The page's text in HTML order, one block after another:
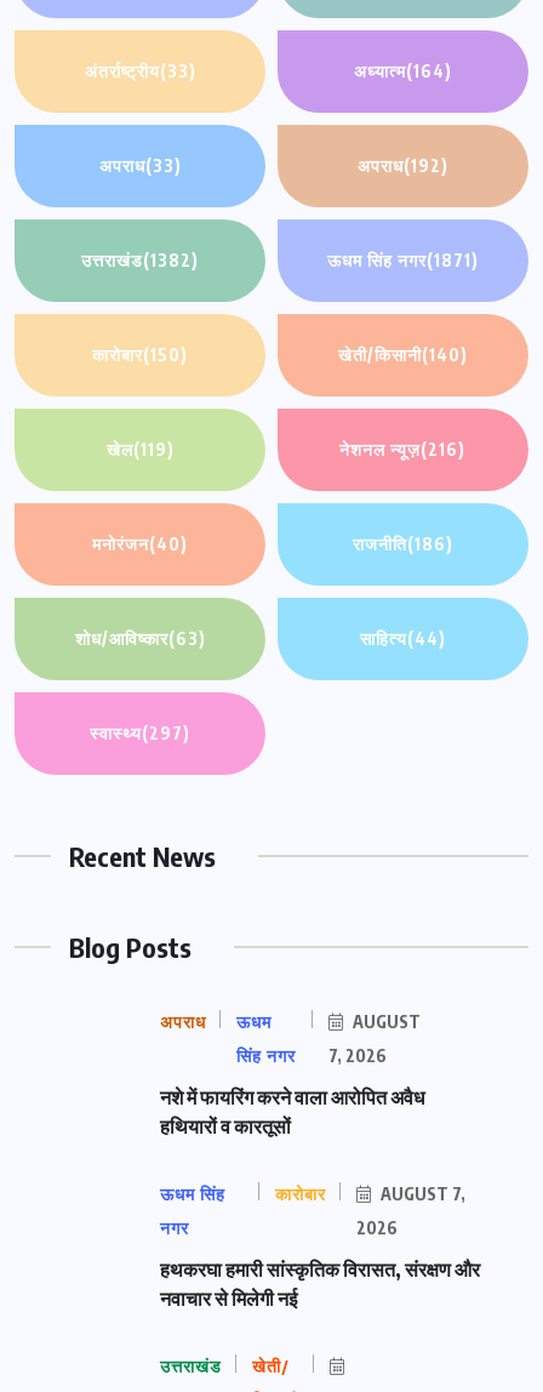
अंतर्राष्ट्रीय(33) अध्यात्म(164)
अपराध(33) अपराध(192)
उत्तराखंड(1382) ऊधम सिंह नगर(1871)
कारोबार(150) खेती/किसानी(140)
खेल(119) नेशनल न्यूज़(216)
मनोरंजन(40) राजनीति(186)
शोध/आविष्कार(63) साहित्य(44)
स्वास्थ्य(297)
Recent News
Blog Posts
अपराध
ऊधम
सिंह नगर
AUGUST
7, 2026
नशे में फायरिंग करने वाला आरोपित अवैध
हथियारों व कारतूसों
ऊधम सिंह
नगर
कारोबार
AUGUST 7,
2026
हथकरघा हमारी सांस्कृतिक विरासत, संरक्षण और
नवाचार से मिलेगी नई
उत्तराखंड
खेती/